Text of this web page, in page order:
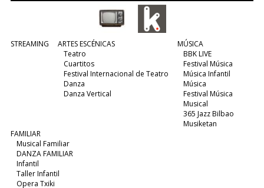
STREAMING
ARTES ESCÉNICAS
Teatro
Cuartitos
Festival Internacional de Teatro
Danza
Danza Vertical
MÚSICA
BBK LIVE
Festival Música
Música Infantil
Música
Festival Música
Musical
365 Jazz Bilbao
Musiketan
FAMILIAR
Musical Familiar
DANZA FAMILIAR
Infantil
Taller Infantil
Opera Txiki